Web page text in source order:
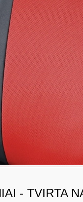
- TVIRTA